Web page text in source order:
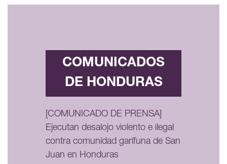
COMUNICADOS
DE HONDURAS
[COMUNICADO DE PRENSA]
Ejecutan desalojo violento e ilegal
contra comunidad garífuna de San
Juan en Honduras